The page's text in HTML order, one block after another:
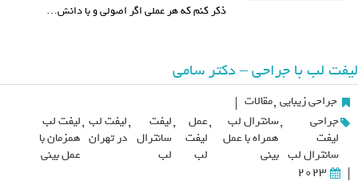
ذکر کنم که هر عملی اگر اصولی و با دانش…
لیفت لب با جراحی – دکتر سامی
جراحی زیبایی ,مقالات |
جراحی
لیفت
سانترال لب
,سانترال لب
همراه با عمل
بینی
,عمل
لیفت
لب
,لیفت
سانترال
لب
,لیفت لب
در تهران
,لیفت لب
همزمان با
عمل بینی
|
2023